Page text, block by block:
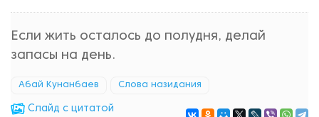
Если жить осталось до полудня, делай
запасы на день.
Абай Кунанбаев Слова назидания
Cлайд с цитатой